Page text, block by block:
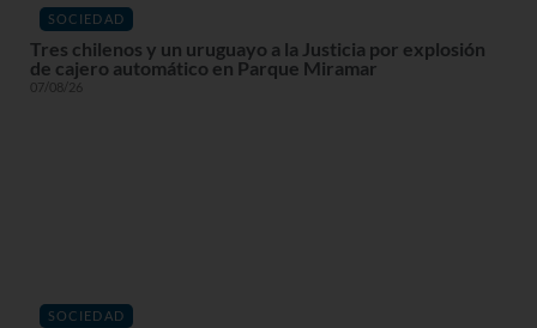
SOCIEDAD
Tres chilenos y un uruguayo a la Justicia por explosión
de cajero automático en Parque Miramar
07/08/26
SOCIEDAD